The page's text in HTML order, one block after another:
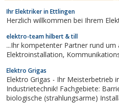
columns, energy columns, surface-mounted
housing, underfloor systems, switch range,
sockets, data inserts, cables, cable support
systems, etc.With the...
Ihr Elektriker in Ettlingen
Herzlich willkommen bei Ihrem
elektro-team hilbert & till
...Ihr kompetenter Partner rund um
Elektroinstallation,
Elektro Grigas
Elektro Grigas - Ihr Meisterbetrieb
Industrietechnik! Fachgebiete:
biologische (strahlungsarme) Installationen,